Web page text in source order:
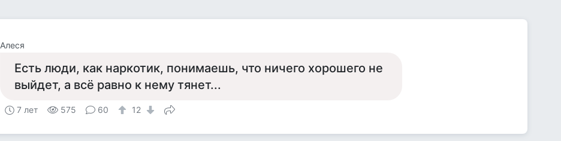
Алеся
Есть люди, как наркотик, понимаешь, что ничего хорошего не
выйдет, а всё равно к нему тянет...
7 лет 575 60 12